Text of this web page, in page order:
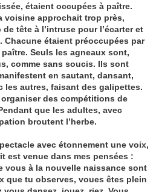
étaient occupées à paître.
voisine approchait trop près,
tête à l’intruse pour l’écarter et
Chacune étaient préoccupées par
Seuls les agneaux sont,
comme sans soucis. Ils sont
en sautant, dansant,
les autres, faisant des galipettes.
des compétitions de
que les adultes, avec
broutent l’herbe.
avec étonnement une voix,
est venue dans mes pensées :
vous à la nouvelle naissance sont
que tu observes, voues êtes plein